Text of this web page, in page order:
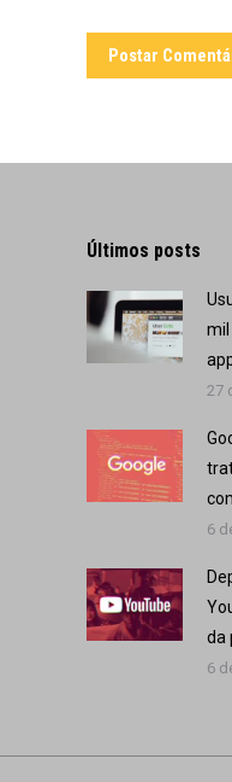
Postar
Últimos posts
mil
27
6
da
6